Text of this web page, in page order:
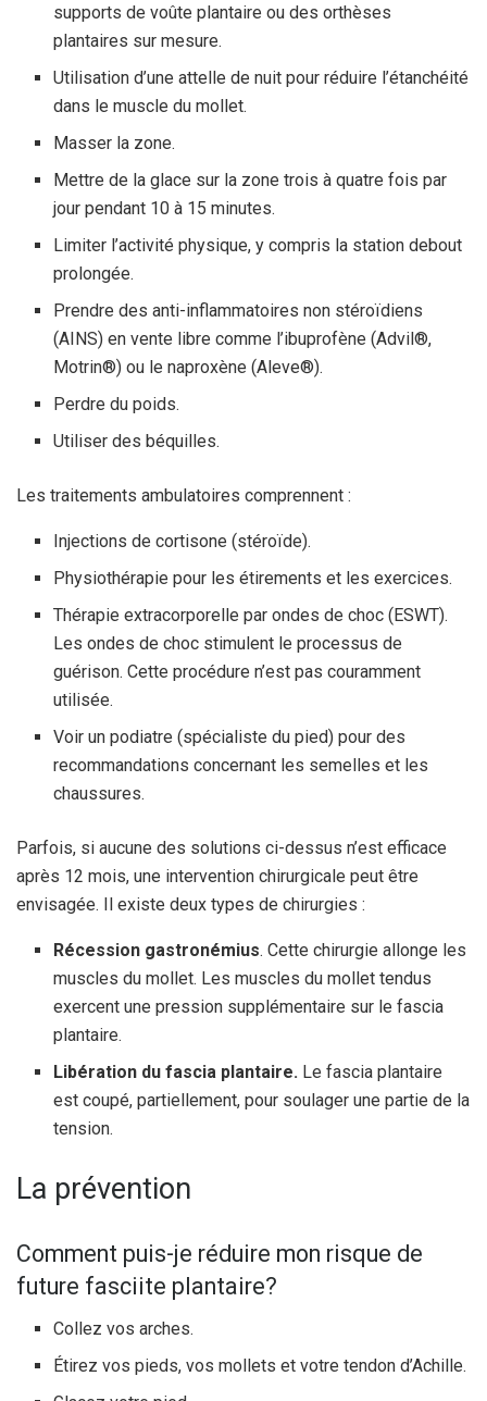
supports de voûte plantaire ou des orthèses
plantaires sur mesure.
Utilisation d’une attelle de nuit pour réduire l’étanchéité
dans le muscle du mollet.
Masser la zone.
Mettre de la glace sur la zone trois à quatre fois par
jour pendant 10 à 15 minutes.
Limiter l’activité physique, y compris la station debout
prolongée.
Prendre des anti-inflammatoires non stéroïdiens
(AINS) en vente libre comme l’ibuprofène (Advil®,
Motrin®) ou le naproxène (Aleve®).
Perdre du poids.
Utiliser des béquilles.
Les traitements ambulatoires comprennent :
Injections de cortisone (stéroïde).
Physiothérapie pour les étirements et les exercices.
Thérapie extracorporelle par ondes de choc (ESWT).
Les ondes de choc stimulent le processus de
guérison. Cette procédure n’est pas couramment
utilisée.
Voir un podiatre (spécialiste du pied) pour des
recommandations concernant les semelles et les
chaussures.
Parfois, si aucune des solutions ci-dessus n’est efficace
après 12 mois, une intervention chirurgicale peut être
envisagée. Il existe deux types de chirurgies :
Récession gastronémius. Cette chirurgie allonge les
muscles du mollet. Les muscles du mollet tendus
exercent une pression supplémentaire sur le fascia
plantaire.
Libération du fascia plantaire. Le fascia plantaire
est coupé, partiellement, pour soulager une partie de la
tension.
La prévention
Comment puis-je réduire mon risque de
future fasciite plantaire?
Collez vos arches.
Étirez vos pieds, vos mollets et votre tendon d’Achille.